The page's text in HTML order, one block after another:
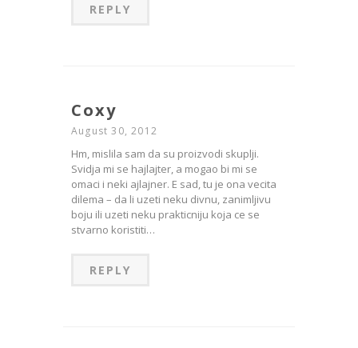
REPLY
Coxy
August 30, 2012
Hm, mislila sam da su proizvodi skuplji.
Svidja mi se hajlajter, a mogao bi mi se
omaci i neki ajlajner. E sad, tu je ona vecita
dilema – da li uzeti neku divnu, zanimljivu
boju ili uzeti neku prakticniju koja ce se
stvarno koristiti…
REPLY